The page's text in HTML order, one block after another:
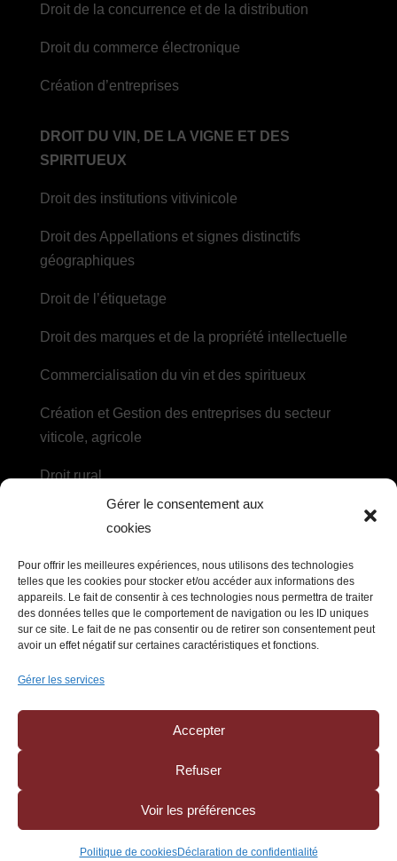
Gérer le consentement aux
cookies
Pour offrir les meilleures expériences, nous utilisons des technologies
telles que les cookies pour stocker et/ou accéder aux informations des
appareils. Le fait de consentir à ces technologies nous permettra de traiter
des données telles que le comportement de navigation ou les ID uniques
sur ce site. Le fait de ne pas consentir ou de retirer son consentement peut
avoir un effet négatif sur certaines caractéristiques et fonctions.
Gérer les services
Accepter
Refuser
Voir les préférences
Politique de cookiesDéclaration de confidentialité
Droit de la concurrence et de la distribution
Droit du commerce électronique
Création d’entreprises
DROIT DU VIN, DE LA VIGNE ET DES
SPIRITUEUX
Droit des institutions vitivinicole
Droit des Appellations et signes distinctifs
géographiques
Droit de l’étiquetage
Droit des marques et de la propriété intellectuelle
Commercialisation du vin et des spiritueux
Création et Gestion des entreprises du secteur
viticole, agricole
Droit rural
Droit des sociétés agricoles et des coopératives
DROIT DU TRAVAIL
Recrutement, embauche et contrat de travail
Litiges et ruptures du contrat de travail, relations
Politique de confidentialité–
Création : © Studio Mund – Développement : ©
Agence Inaativ